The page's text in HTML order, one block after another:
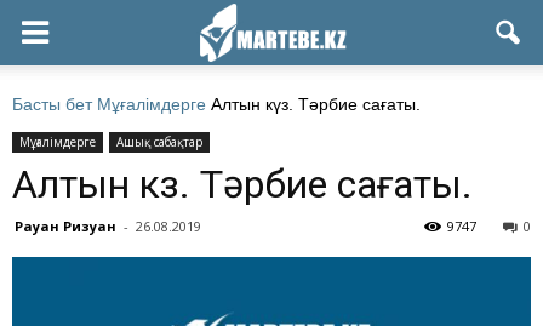
Басты бет Мұғалімдерге Алтын күз. Тәрбие сағаты.
Мұғалімдерге Ашық сабақтар
Алтын күз. Тәрбие сағаты.
Рауан Ризуан - 26.08.2019 0
9747